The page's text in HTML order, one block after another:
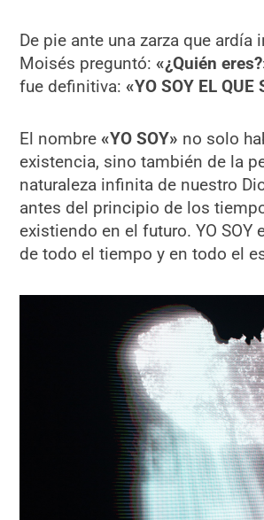
De pie ante una zarza que ardía
Moisés preguntó: «¿Quién
fue definitiva: «YO SOY EL QUE
El nombre «YO SOY» no solo
existencia, sino también de la
naturaleza infinita de nuestro
antes del principio de los
existiendo en el futuro. YO SOY
de todo el tiempo y en todo el